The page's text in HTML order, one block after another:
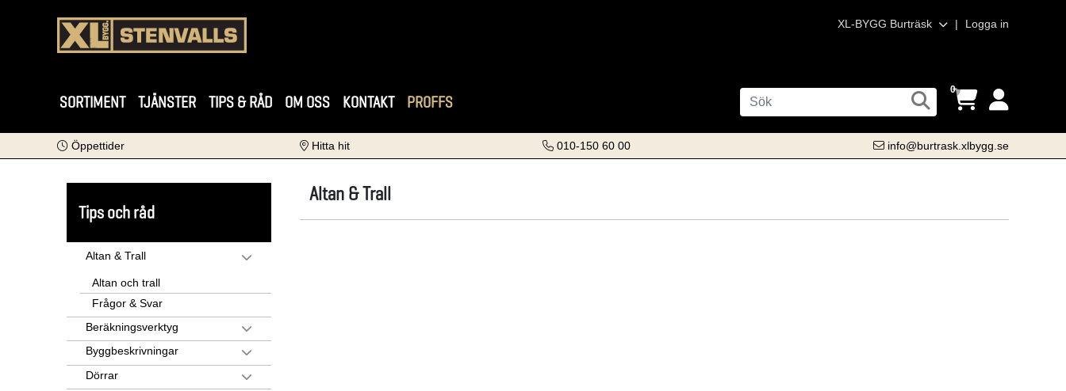
XL-BYGG Burträsk | Logga in
SORTIMENT TJÄNSTER TIPS & RÅD OM OSS KONTAKT PROFFS
0
Öppettider Hitta hit 010-150 60 00 info@burtrask.xlbygg.se
Tips och råd
Altan & Trall
Altan och trall
Frågor & Svar
Beräkningsverktyg
Byggbeskrivningar
Dörrar
Altan & Trall